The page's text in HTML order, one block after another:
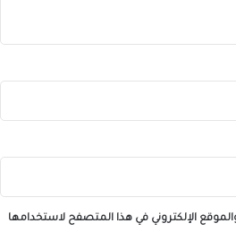
الإلكتروني في هذا المتصفح لاستخدامها